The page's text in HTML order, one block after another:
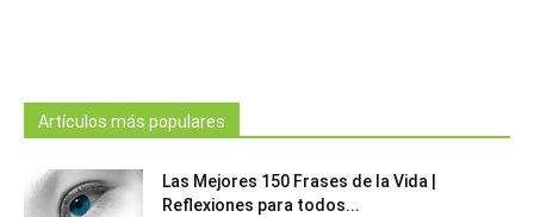
Artículos más populares
Las Mejores 150 Frases de la Vida |
Reflexiones para todos...